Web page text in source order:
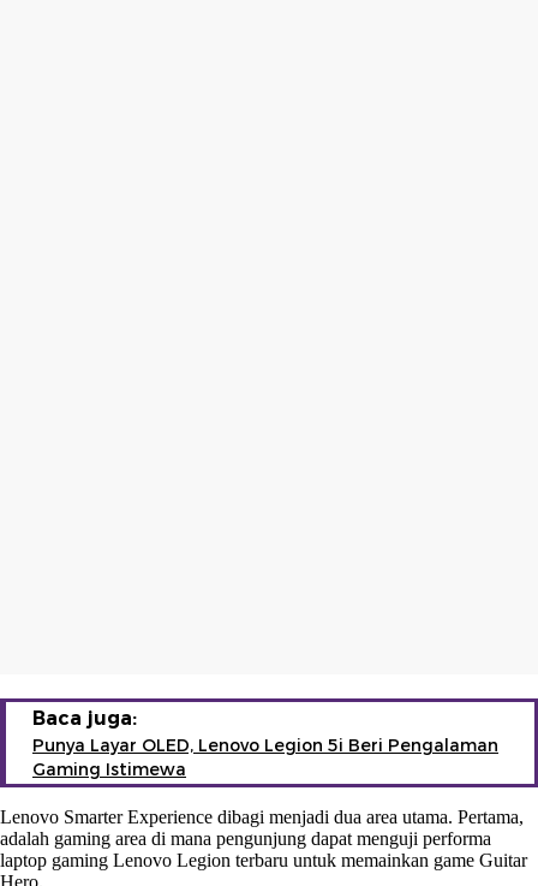
Baca juga:
Punya Layar OLED, Lenovo Legion 5i Beri Pengalaman
Gaming Istimewa
Lenovo Smarter Experience dibagi menjadi dua area utama. Pertama,
adalah gaming area di mana pengunjung dapat menguji performa
laptop gaming Lenovo Legion terbaru untuk memainkan game Guitar
Hero.